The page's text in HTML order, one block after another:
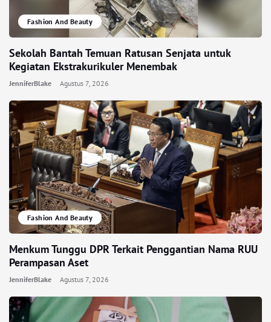
Fashion And Beauty
Sekolah Bantah Temuan Ratusan Senjata untuk
Kegiatan Ekstrakurikuler Menembak
JenniferBlake Agustus 7, 2026
Fashion And Beauty
Menkum Tunggu DPR Terkait Penggantian Nama RUU
Perampasan Aset
JenniferBlake Agustus 7, 2026